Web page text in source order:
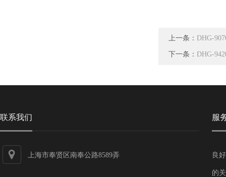
上一条： DHG-
下一条： DHG-
联系我们
上海市奉贤区南奉公路8589弄
服
良
的